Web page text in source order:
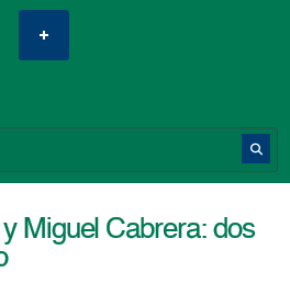
Miguel Cabrera: dos